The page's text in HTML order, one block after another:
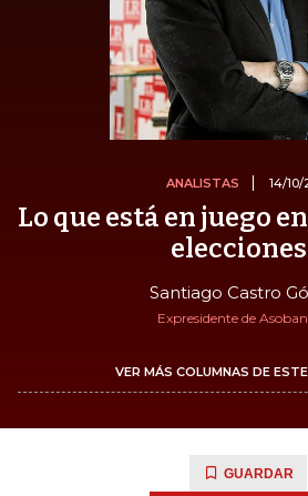
ANALISTAS 14/10/
Lo que está en juego
Santiago Castro
Expresidente de
VER MÁS COLUMNAS DE
GUARDAR